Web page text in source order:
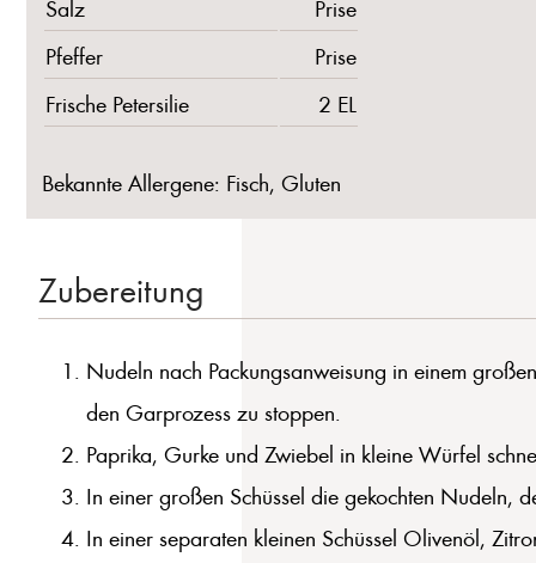
Salz
Prise
Pfeffer
Prise
Frische Petersilie
2 EL
Bekannte Allergene: Fisch, Gluten
Zubereitung
Nudeln nach Packungsanweisung in einem
den Garprozess zu stoppen.
Paprika, Gurke und Zwiebel in kleine Würfel
In einer großen Schüssel die gekochten Nudeln,
In einer separaten kleinen Schüssel Olivenöl,